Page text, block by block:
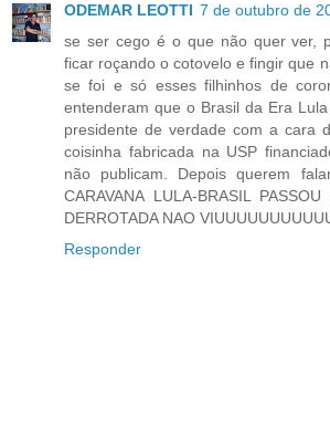
ODEMAR LEOTTI 7 de outubro de
se ser cego é o que não quer ver,
ficar roçando o cotovelo e fingir que
se foi e só esses filhinhos de
entenderam que o Brasil da Era
presidente de verdade com a cara
coisinha fabricada na USP
não publicam. Depois querem
CARAVANA LULA-BRASIL
DERROTADA NAO
Responder